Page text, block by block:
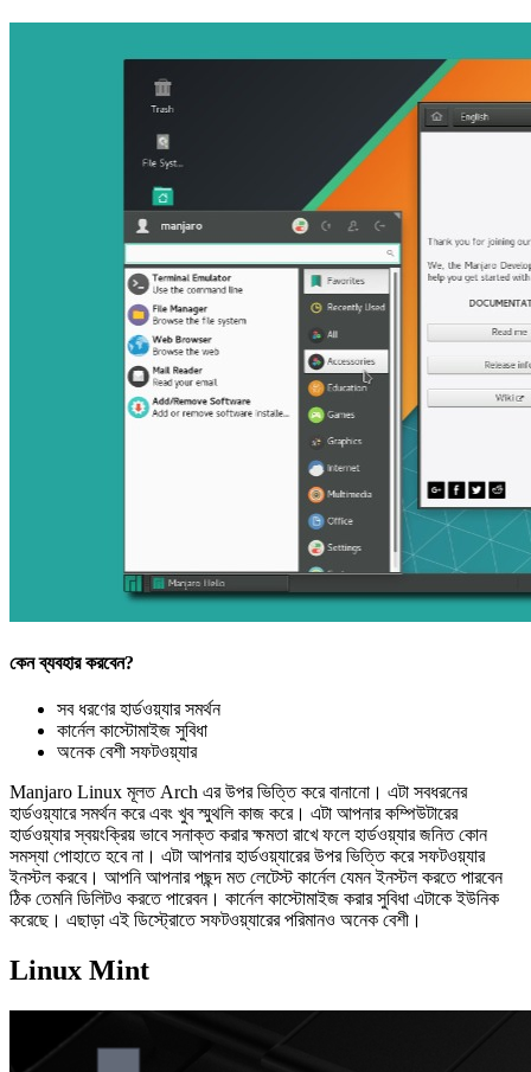
কেন ব্যবহার করবেন?
সব ধরণের হার্ডওয়্যার সমর্থন
কার্নেল কাস্টোমাইজ সুবিধা
অনেক বেশী সফটওয়্যার
Manjaro Linux মূলত Arch এর উপর ভিত্তি করে বানানো। এটা সবধরনের
হার্ডওয়্যারে সমর্থন করে এবং খুব স্মুথলি কাজ করে। এটা আপনার কম্পিউটারের
হার্ডওয়্যার স্বয়ংক্রিয় ভাবে সনাক্ত করার ক্ষমতা রাখে ফলে হার্ডওয়্যার জনিত কোন
সমস্যা পোহাতে হবে না। এটা আপনার হার্ডওয়্যারের উপর ভিত্তি করে সফটওয়্যার
ইনস্টল করবে। আপনি আপনার পছন্দ মত লেটেস্ট কার্নেল যেমন ইনস্টল করতে পারবেন
ঠিক তেমনি ‍ডিলিটও করতে পারেবন। কার্নেল কাস্টোমাইজ করার সুবিধা এটাকে ইউনিক
করেছে। এছাড়া এই ডিস্ট্রোতে সফটওয়্যারের পরিমানও অনেক বেশী।
Linux Mint